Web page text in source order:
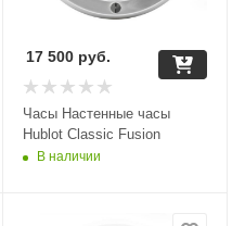
Часы Настенные часы
Hublot Classic Fusion
В наличии
17 500руб.